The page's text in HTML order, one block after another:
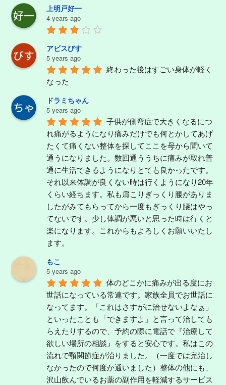
上明戸好一
4 years ago
アビスびす
5 years ago
終わった後はすごい身体が軽く
なった
ドラミちゃん
5 years ago
子供が側弯症で大きくなるにつ
れ痛がるようになり痛みだけでも何とかしてあげ
たくて痛くない整体を探してここを母から聞いて
通うになりました。数回通ううちに痛みが取れ普
通に生活できるようになりとても良かったです。
それ以来体調が良くない時は行くようになり20年
くらい経ちます。私も肩こりぎっくり腰がありま
したがみてもらってから一度もぎっくり腰はやっ
てないです。少し体調が悪いと思った時は行くと
楽になります。これからもよろしくお願いいたし
ます。
もこ
5 years ago
体のどこかに痛みが出る度にお
世話になっている常連です。家族全員でお世話に
なってます。「これはさすがに治せないよなぁ」
といったことも「できますよ」と言って治しても
らえたりするので、予約の際に電話で『治療して
欲しい場所の相談』をすると安心です。私はこの
流れで顎関節症が治りました。（一度では完治し
なかったので何度か通いました）整体の他にも、
沢山飲んでいるお薬の副作用を軽減するサービス